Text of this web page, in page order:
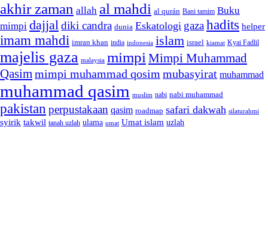
akhir zaman allah al mahdi al qurán Bani tamim Buku
mimpi dajjaldiki candra dunia Eskatologi gazahadits helper
imam mahdi imran khan india indonesia islam israel kiamat Kyai Fadlil
majelis gaza malaysia mimpi Mimpi Muhammad
Qasimmimpi muhammad qosim mubasyirat muhammad
muhammad qasim muslim nabi nabi muhammad
pakistan perpustakaan qasim roadmap safari dakwah silaturahmi
syirik takwil tanah uzlah ulama umat Umat islam uzlah